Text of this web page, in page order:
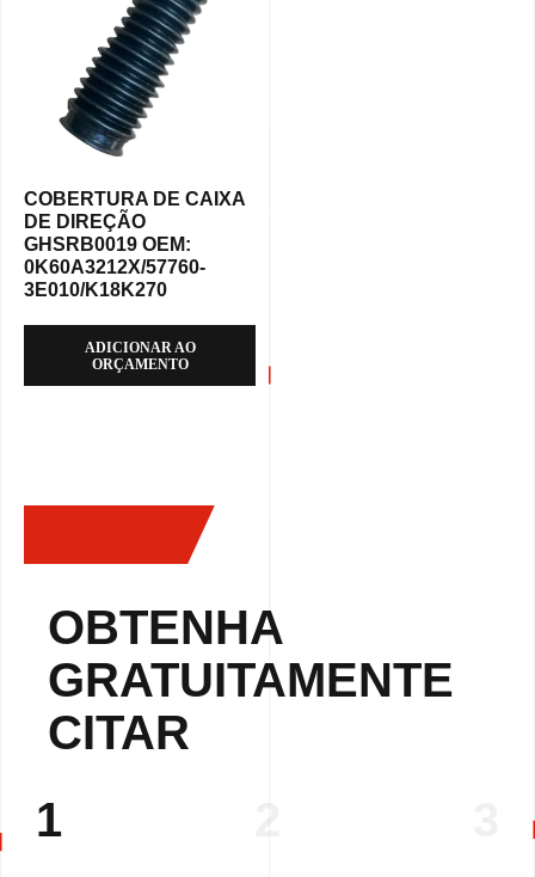
COBERTURA DE CAIXA
DE DIREÇÃO
GHSRB0019 OEM:
0K60A3212X/57760-
3E010/K18K270
ADICIONAR AO
ORÇAMENTO
OBTENHA
GRATUITAMENTE
CITAR
1
2 3